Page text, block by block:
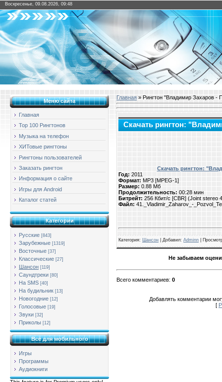
Воскресенье, 09.08.2026, 09:48
Меню сайта
Главная
Top 100 Рингтонов
Музыка на телефон
ХИТовые рингтоны
Рингтоны пользователей
Заказать рингтон
Информация о сайте
Игры для Android
Каталог статей
Категории
Русские [843]
Зарубежные [1319]
Восточные [37]
Классические [27]
Шансон [119]
Саундтреки [80]
На SMS [40]
На будильник [13]
Новогодние [12]
Голосовые [19]
Звуки [32]
Приколы [12]
Всё для мобильного
Игры
Программы
Аудиокниги
Главная » Рингтон "Владимир Захаров -
Скачать рингтон:
Скачать рингтон:
Год: 2011
Формат: MP3 [MPEG-1]
Размер: 0.88 Мб
Продолжительность: 00:28 мин
Битрейт: 256 Кбит/с [CBR] (Joint stereo
Файл: 41._Vladimir_Zaharov_-
Категория: Шансон | Добавил: Adminn
Не забываем
Всего комментариев: 0
Добавлять комментарии
[